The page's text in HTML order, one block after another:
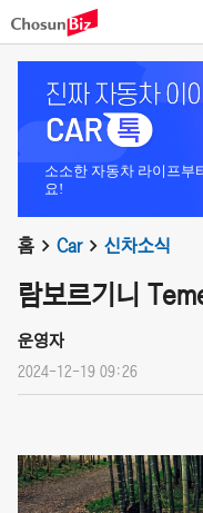
소소한 자동차 라이프부
요!
홈 Car 신차소식
람보르기니
운영자
2024-12-19 09:26